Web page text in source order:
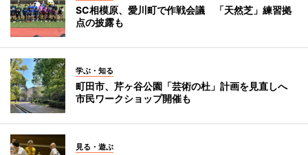
SC相模原、愛川町で作戦会議 「天然芝」練習拠
点の披露も
学ぶ・知る
町田市、芹ヶ谷公園「芸術の杜」計画を見直しへ
市民ワークショップ開催も
見る・遊ぶ